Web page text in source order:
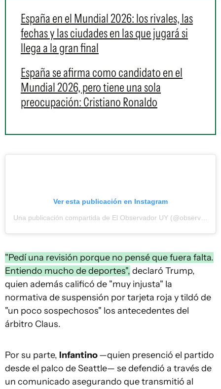
España en el Mundial 2026: los rivales, las
fechas y las ciudades en las que jugará si
llega a la gran final
España se afirma como candidato en el
Mundial 2026, pero tiene una sola
preocupación: Cristiano Ronaldo
Ver esta publicación en Instagram
"Pedí una revisión porque no pensé que fuera falta.
Entiendo mucho de deportes", declaró Trump,
quien además calificó de "muy injusta" la
normativa de suspensión por tarjeta roja y tildó de
"un poco sospechosos" los antecedentes del
árbitro Claus.
Por su parte, Infantino—quien presenció el partido
desde el palco de Seattle— se defendió a través de
un comunicado asegurando que transmitió al